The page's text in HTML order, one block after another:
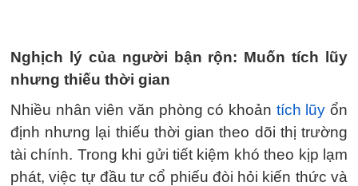
Nghịch lý của người bận rộn: Muốn tích lũy
nhưng thiếu thời gian
Nhiều nhân viên văn phòng có khoản tích lũy ổn
định nhưng lại thiếu thời gian theo dõi thị trường
tài chính. Trong khi gửi tiết kiệm khó theo kịp lạm
phát, việc tự đầu tư cổ phiếu đòi hỏi kiến thức và